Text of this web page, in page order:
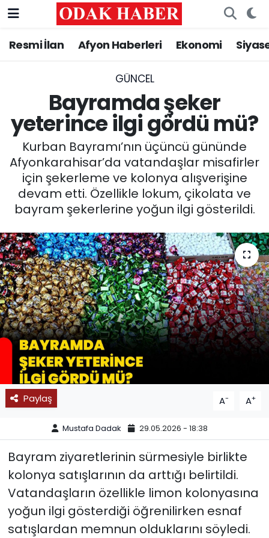
Resmi İlan Afyon Haberleri Ekonomi
GÜNCEL
Bayramda şeker
yeterince ilgi gördü mü?
Kurban Bayramı’nın üçüncü gününde
Afyonkarahisar’da vatandaşlar misafirler
için şekerleme ve kolonya alışverişine
devam etti. Özellikle lokum, çikolata ve
bayram şekerlerine yoğun ilgi gösterildi.
Paylaş A- A+
Mustafa Dadak 29.05.2026 - 18:38
Bayram ziyaretlerinin sürmesiyle birlikte
kolonya satışlarının da arttığı belirtildi.
Vatandaşların özellikle limon kolonyasına
yoğun ilgi gösterdiği öğrenilirken esnaf
satışlardan memnun olduklarını söyledi.
AFYONKARAHİSAR HABERLERİ
ASAYİŞ
SİYASET
EĞİTİM
MAGAZİN
SAĞLIK
SPOR
11:11 MANŞET
Nöbetçi Eczaneler
Trafik Durumu
Süper Lig Puan Durumu ve Fikstür
Tüm Manşetler
Son Dakika Haberleri
Haber Arşivi